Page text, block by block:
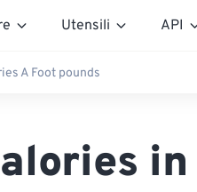
Utensili API
A Foot pounds
in